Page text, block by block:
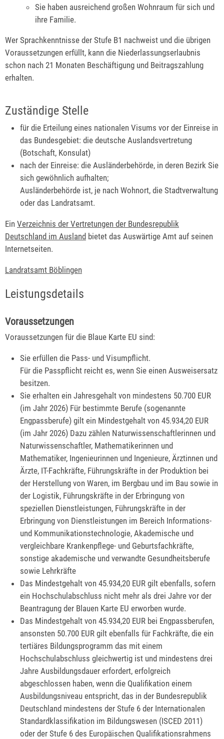
Sie haben ausreichend großen Wohnraum für sich und
ihre Familie.
Wer Sprachkenntnisse der Stufe B1 nachweist und die übrigen
Voraussetzungen erfüllt, kann die Niederlassungserlaubnis
schon nach 21 Monaten Beschäftigung und Beitragszahlung
erhalten.
Zuständige Stelle
für die Erteilung eines nationalen Visums vor der Einreise in
das Bundesgebiet: die deutsche Auslandsvertretung
(Botschaft, Konsulat)
nach der Einreise: die Ausländerbehörde, in deren Bezirk Sie
sich gewöhnlich aufhalten;
Ausländerbehörde ist, je nach Wohnort, die Stadtverwaltung
oder das Landratsamt.
Ein Verzeichnis der Vertretungen der Bundesrepublik
Deutschland im Ausland bietet das Auswärtige Amt auf seinen
Internetseiten.
Landratsamt Böblingen
Leistungsdetails
Voraussetzungen
Voraussetzungen für die Blaue Karte EU sind:
Sie erfüllen die Pass- und Visumpflicht.
Für die Passpflicht reicht es, wenn Sie einen Ausweisersatz
besitzen.
Sie erhalten ein Jahresgehalt von mindestens 50.700 EUR
(im Jahr 2026) Für bestimmte Berufe (sogenannte
Engpassberufe) gilt ein Mindestgehalt von 45.934,20 EUR
(im Jahr 2026) Dazu zählen Naturwissenschaftlerinnen und
Naturwissenschaftler, Mathematikerinnen und
Mathematiker, Ingenieurinnen und Ingenieure, Ärztinnen und
Ärzte, IT-Fachkräfte, Führungskräfte in der Produktion bei
der Herstellung von Waren, im Bergbau und im Bau sowie in
der Logistik, Führungskräfte in der Erbringung von
speziellen Dienstleistungen, Führungskräfte in der
Erbringung von Dienstleistungen im Bereich Informations-
und Kommunikationstechnologie, Akademische und
vergleichbare Krankenpflege- und Geburtsfachkräfte,
sonstige akademische und verwandte Gesundheitsberufe
sowie Lehrkräfte
Das Mindestgehalt von 45.934,20 EUR gilt ebenfalls, sofern
ein Hochschulabschluss nicht mehr als drei Jahre vor der
Beantragung der Blauen Karte EU erworben wurde.
Das Mindestgehalt von 45.934,20 EUR bei Engpassberufen,
ansonsten 50.700 EUR gilt ebenfalls für Fachkräfte,die ein
tertiäres Bildungsprogramm das mit einem
Hochschulabschluss gleichwertig ist und mindestens drei
Jahre Ausbildungsdauer erfordert, erfolgreich
abgeschlossen haben, wenn die Qualifikation einem
Ausbildungsniveau entspricht, das in der Bundesrepublik
Deutschland mindestens der Stufe 6 der Internationalen
Standardklassifikation im Bildungswesen (ISCED 2011)
oder der Stufe 6 des Europäischen Qualifikationsrahmens